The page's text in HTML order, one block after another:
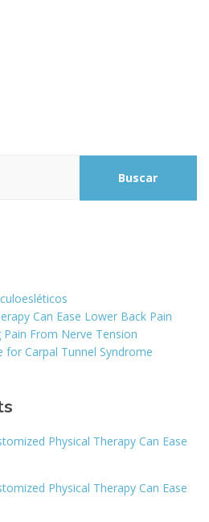
Buscar
Can Ease Lower Back Pain
From Nerve Tension
for Carpal Tunnel Syndrome
Physical Therapy Can Ease
Physical Therapy Can Ease